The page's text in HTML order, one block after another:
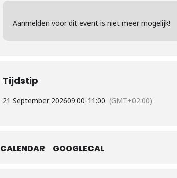
Aanmelden voor dit event is niet meer mogelijk!
Tijdstip
21 September 202609:00-11:00 (GMT+02:00)
CALENDAR GOOGLECAL